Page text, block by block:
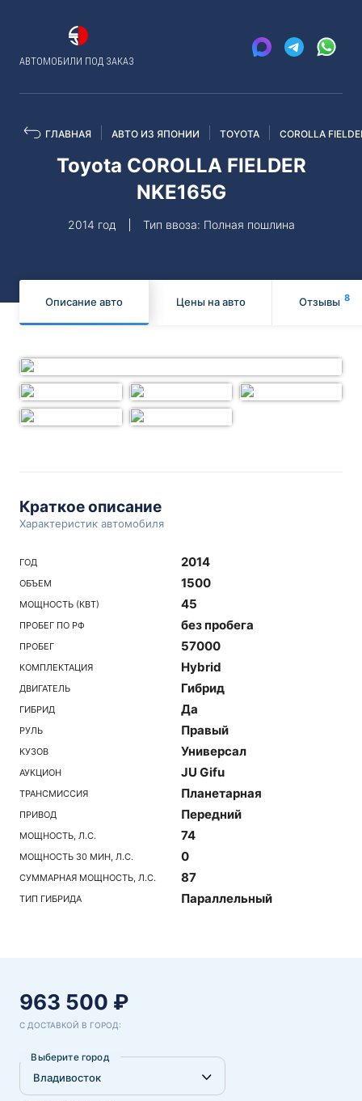
АВТОМОБИЛИ ПОД ЗАКАЗ
ГЛАВНАЯ АВТО ИЗ ЯПОНИИ TOYOTA COROLLA
Toyota COROLLA FIELDER
NKE165G
2014 год Тип ввоза: Полная пошлина
Описание авто Цены на авто Отзывы 8
Краткое описание
Характеристик автомобиля
ГОД 2014
ОБЪЕМ 1500
МОЩНОСТЬ (КВТ) 45
ПРОБЕГ ПО РФ без пробега
ПРОБЕГ 57000
КОМПЛЕКТАЦИЯ Hybrid
ДВИГАТЕЛЬ Гибрид
ГИБРИД Да
РУЛЬ Правый
КУЗОВ Универсал
АУКЦИОН JU Gifu
ТРАНСМИССИЯ Планетарная
ПРИВОД Передний
МОЩНОСТЬ, Л.С. 74
МОЩНОСТЬ 30 МИН, Л.С. 0
СУММАРНАЯ МОЩНОСТЬ, Л.С. 87
ТИП ГИБРИДА Параллельный
963 500 ₽
С ДОСТАВКОЙ В ГОРОД:
Выберите город